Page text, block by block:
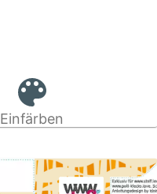
Einfärben